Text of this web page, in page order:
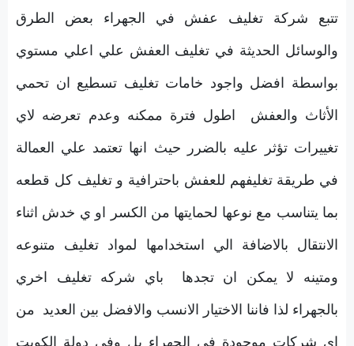
تتبع شركة تغليف عفش في الجهراء بعض الطرق
والوسائل الحديثة في تغليف العفش علي اعلي مستوي
بواسطة افضل واجود خامات تغليف تسطيع ان تحمي
الأثاث والعفش اطول فترة ممكنه وعدم تعرضه لاي
تغييرات تؤثر عليه بالضرر حيث انها تعتمد علي العمالة
في طريقة تغليفهم للعفش باحترافية و تغليف كل قطعه
بما يتناسب مع نوعها لحمايتها من الكسر او ي خدش اثناء
الانتقال بالاضافة الي استخدامها لمواد تغليف متنوعه
ومتينه لا يمكن ان تجدها باي شركه تغليف اخري
بالجهراء لذا فاننا الاختيار الانسب والافضل بين العديد من
اي شركات موجودة في الجهراء بل وفي دولة الكويت